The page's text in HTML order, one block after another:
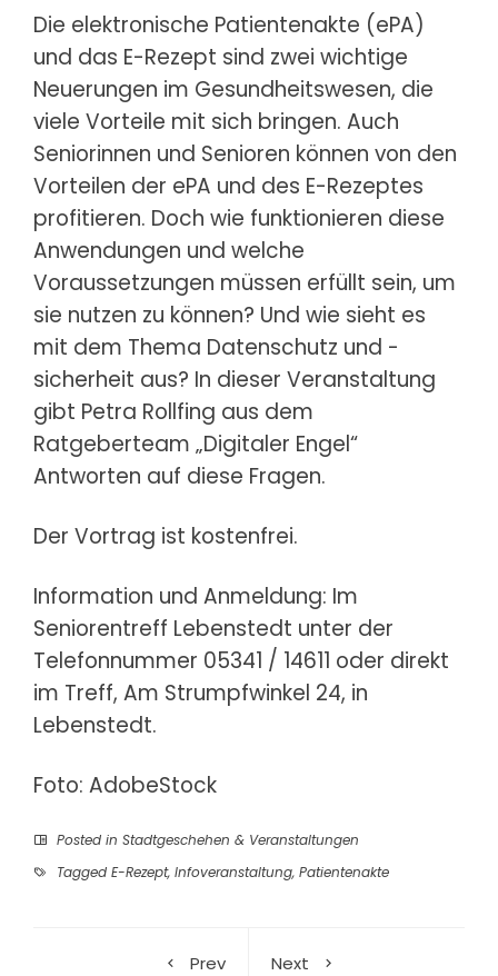
Die elektronische Patientenakte (ePA)
und das E-Rezept sind zwei wichtige
Neuerungen im Gesundheitswesen, die
viele Vorteile mit sich bringen. Auch
Seniorinnen und Senioren können von den
Vorteilen der ePA und des E-Rezeptes
profitieren. Doch wie funktionieren diese
Anwendungen und welche
Voraussetzungen müssen erfüllt sein, um
sie nutzen zu können? Und wie sieht es
mit dem Thema Datenschutz und -
sicherheit aus? In dieser Veranstaltung
gibt Petra Rollfing aus dem
Ratgeberteam „Digitaler Engel“
Antworten auf diese Fragen.
Der Vortrag ist kostenfrei.
Information und Anmeldung: Im
Seniorentreff Lebenstedt unter der
Telefonnummer 05341 / 14611 oder direkt
im Treff, Am Strumpfwinkel 24, in
Lebenstedt.
Foto: AdobeStock
Posted in Stadtgeschehen & Veranstaltungen
Tagged E-Rezept, Infoveranstaltung, Patientenakte
Prev
Next